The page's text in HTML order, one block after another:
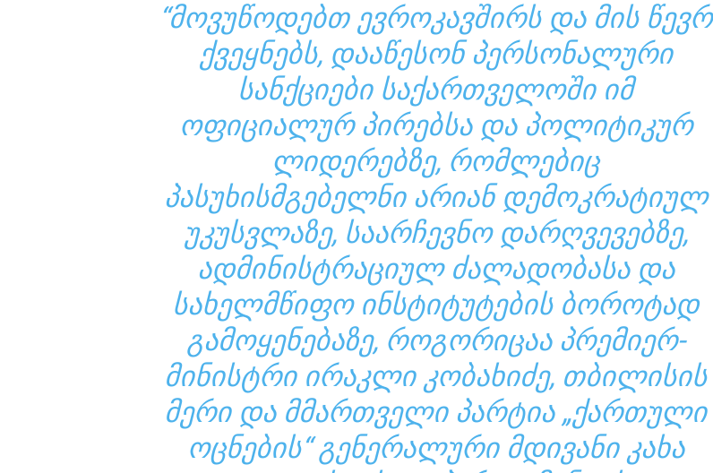
“ᲛᲝᲕᲣᲬᲝᲓᲔᲑᲗ ᲔᲕᲠᲝᲙᲐᲕᲨᲘᲠᲡ ᲓᲐ ᲛᲘᲡ ᲬᲔᲕᲠ
ᲥᲕᲔᲧᲜᲔᲑᲡ, ᲓᲐᲐᲬᲔᲡᲝᲜ ᲞᲔᲠᲡᲝᲜᲐᲚᲣᲠᲘ
ᲡᲐᲜᲥᲪᲘᲔᲑᲘ ᲡᲐᲥᲐᲠᲗᲕᲔᲚᲝᲨᲘ ᲘᲛ
ᲝᲤᲘᲪᲘᲐᲚᲣᲠ ᲞᲘᲠᲔᲑᲡᲐ ᲓᲐ ᲞᲝᲚᲘᲢᲘᲙᲣᲠ
ᲚᲘᲓᲔᲠᲔᲑᲖᲔ, ᲠᲝᲛᲚᲔᲑᲘᲪ
ᲞᲐᲡᲣᲮᲘᲡᲛᲒᲔᲑᲔᲚᲜᲘ ᲐᲠᲘᲐᲜ ᲓᲔᲛᲝᲙᲠᲐᲢᲘᲣᲚ
ᲣᲙᲣᲡᲕᲚᲐᲖᲔ, ᲡᲐᲐᲠᲩᲔᲕᲜᲝ ᲓᲐᲠᲦᲕᲔᲕᲔᲑᲖᲔ,
ᲐᲓᲛᲘᲜᲘᲡᲢᲠᲐᲪᲘᲣᲚ ᲫᲐᲚᲐᲓᲝᲑᲐᲡᲐ ᲓᲐ
ᲡᲐᲮᲔᲚᲛᲬᲘᲤᲝ ᲘᲜᲡᲢᲘᲢᲣᲢᲔᲑᲘᲡ ᲑᲝᲠᲝᲢᲐᲓ
ᲒᲐᲛᲝᲧᲔᲜᲔᲑᲐᲖᲔ, ᲠᲝᲒᲝᲠᲘᲪᲐᲐ ᲞᲠᲔᲛᲘᲔᲠ-
ᲛᲘᲜᲘᲡᲢᲠᲘ ᲘᲠᲐᲙᲚᲘ ᲙᲝᲑᲐᲮᲘᲫᲔ, ᲗᲑᲘᲚᲘᲡᲘᲡ
ᲛᲔᲠᲘ ᲓᲐ ᲛᲛᲐᲠᲗᲕᲔᲚᲘ ᲞᲐᲠᲢᲘᲐ „ᲥᲐᲠᲗᲣᲚᲘ
ᲝᲪᲜᲔᲑᲘᲡ“ ᲒᲔᲜᲔᲠᲐᲚᲣᲠᲘ ᲛᲓᲘᲕᲐᲜᲘ ᲙᲐᲮᲐ